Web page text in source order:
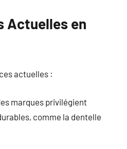
Actuelles en
actuelles :
marques privilégient
comme la dentelle